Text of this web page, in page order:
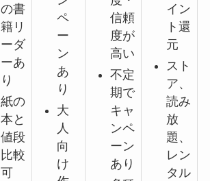
の書
籍リ
ーダ
ーあ
り
紙の
本と
値段
比較
可
ペ
ー
ン
あ
り
大
人
向
け
信頼
度が
高い
不定
期で
キャ
ンペ
ーン
あり
イン
ト還
元
スト
ア、
読み
放
題、
レン
タル